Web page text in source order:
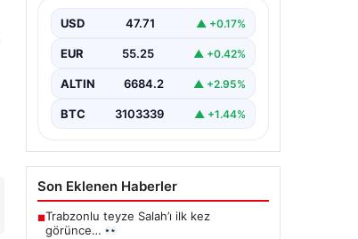
USD 47.71 ▲ +0.17%
EUR 55.25 ▲ +0.42%
ALTIN 6684.2 ▲ +2.95%
BTC 3103339 ▲ +1.44%
Son Eklenen Haberler
■Trabzonlu teyze Salah’ı ilk kez
görünce…